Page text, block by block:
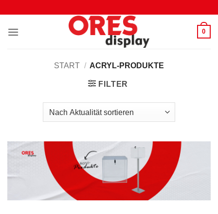
springen
0
START / ACRYL-PRODUKTE
FILTER